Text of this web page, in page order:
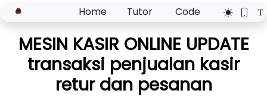
Home Tutor Code
MESIN KASIR ONLINE UPDATE
transaksi penjualan kasir
retur dan pesanan